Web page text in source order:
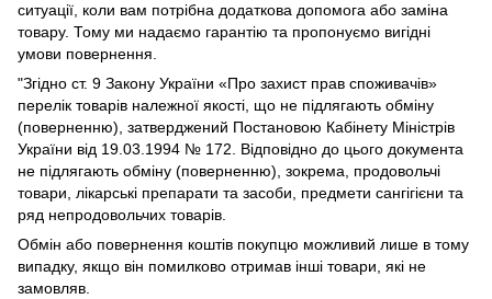
ситуації, коли вам потрібна додаткова допомога або заміна
товару. Тому ми надаємо гарантію та пропонуємо вигідні
умови повернення.
"Згідно ст. 9 Закону України «Про захист прав споживачів»
перелік товарів належної якості, що не підлягають обміну
(поверненню), затверджений Постановою Кабінету Міністрів
України від 19.03.1994 № 172. Відповідно до цього документа
не підлягають обміну (поверненню), зокрема, продовольчі
товари, лікарські препарати та засоби, предмети сангігієни та
ряд непродовольчих товарів.
Обмін або повернення коштів покупцю можливий лише в тому
випадку, якщо він помилково отримав інші товари, які не
замовляв.